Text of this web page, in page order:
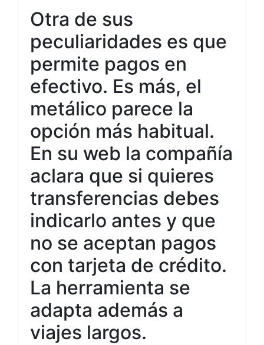
Otra de sus
peculiaridades es que
permite pagos en
efectivo. Es más, el
metálico parece la
opción más habitual.
En su web la compañía
aclara que si quieres
transferencias debes
indicarlo antes y que
no se aceptan pagos
con tarjeta de crédito.
La herramienta se
adapta además a
viajes largos.